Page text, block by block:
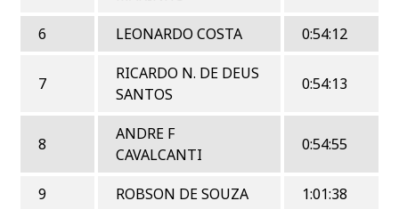
6 LEONARDO COSTA 0:54:12
7
RICARDO N. DE DEUS
SANTOS
0:54:13
8
ANDRE F
CAVALCANTI
0:54:55
9 ROBSON DE SOUZA 1:01:38